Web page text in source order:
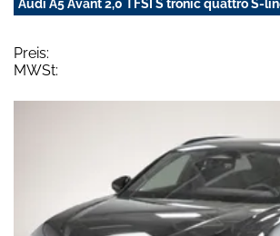
Audi A5 Avant 2,0 TFSI S tronic quattro S-
Preis:
MWSt: